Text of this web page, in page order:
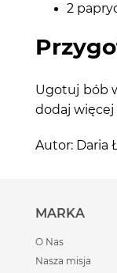
2
Ugotuj bób
dodaj
Autor: Daria
MARKA
O Nas
Nasza misja